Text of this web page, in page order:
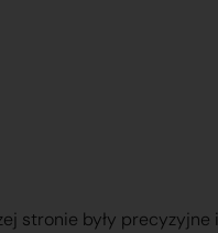
stronie były precyzyjne i